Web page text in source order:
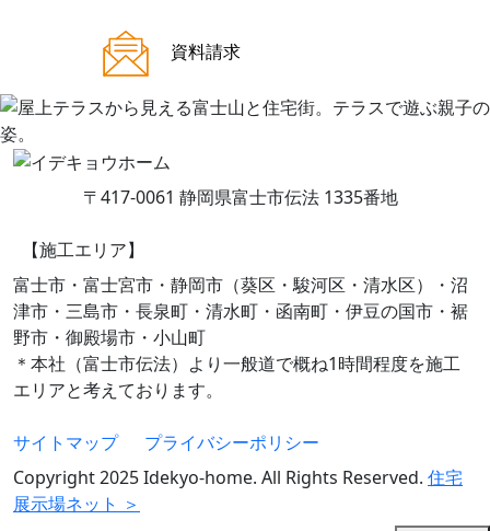
資料請求
〒417-0061 静岡県富士市伝法 1335番地
【施工エリア】
富士市・富士宮市・静岡市（葵区・駿河区・清水区）・沼
津市・三島市・長泉町・清水町・函南町・伊豆の国市・裾
野市・御殿場市・小山町
＊本社（富士市伝法）より一般道で概ね1時間程度を施工
エリアと考えております。
サイトマップ
プライバシーポリシー
Copyright 2025 Idekyo-home. All Rights Reserved. 住宅
展示場ネット ＞